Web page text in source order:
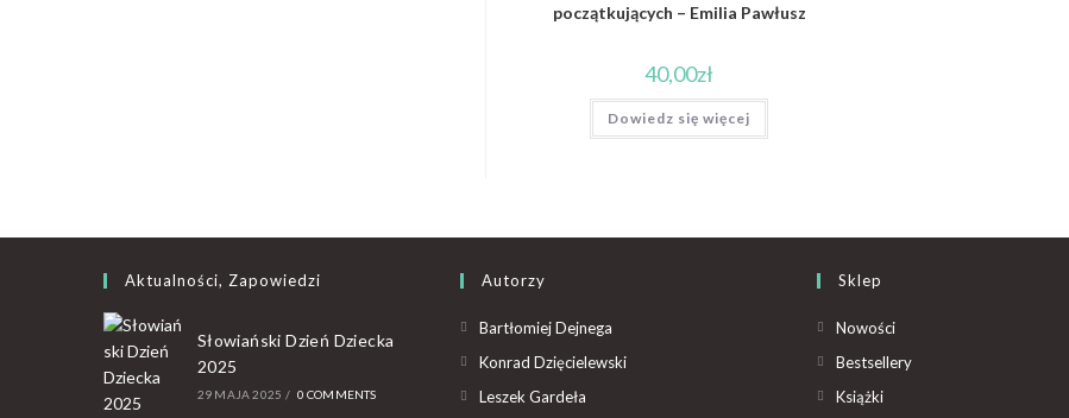
początkujących – Emilia Pawłusz
40,00zł
Dowiedz się więcej
Aktualności, Zapowiedzi
Słowiański Dzień Dziecka
2025
29 MAJA 2025 / 0 COMMENTS
Autorzy
Bartłomiej Dejnega
Konrad Dzięcielewski
Leszek Gardeła
Sklep
Nowości
Bestsellery
Książki